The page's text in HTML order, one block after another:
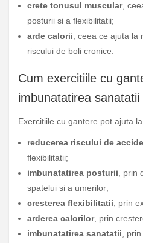
crete tonusul muscular,
posturii si a flexibilitatii;
arde calorii , ceea ce ajuta
riscului de boli cronice.
Cum exercitiile cu
imbunatatirea sanatatii
Exercitiile cu gantere pot ajuta
reducerea riscului de
flexibilitatii;
imbunatatirea posturii, prin
spatelui si a umerilor;
cresterea flexibilitatii, prin
arderea calorilor, prin
imbunatatirea sanatatii,